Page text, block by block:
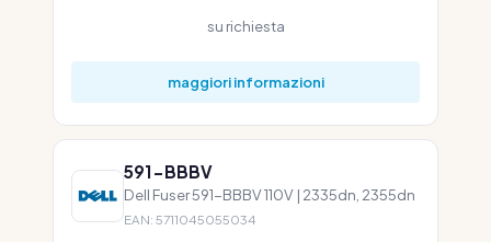
su richiesta
maggiori informazioni
591-BBBV
Dell Fuser 591-BBBV 110V | 2335dn, 2355dn
EAN: 5711045055034